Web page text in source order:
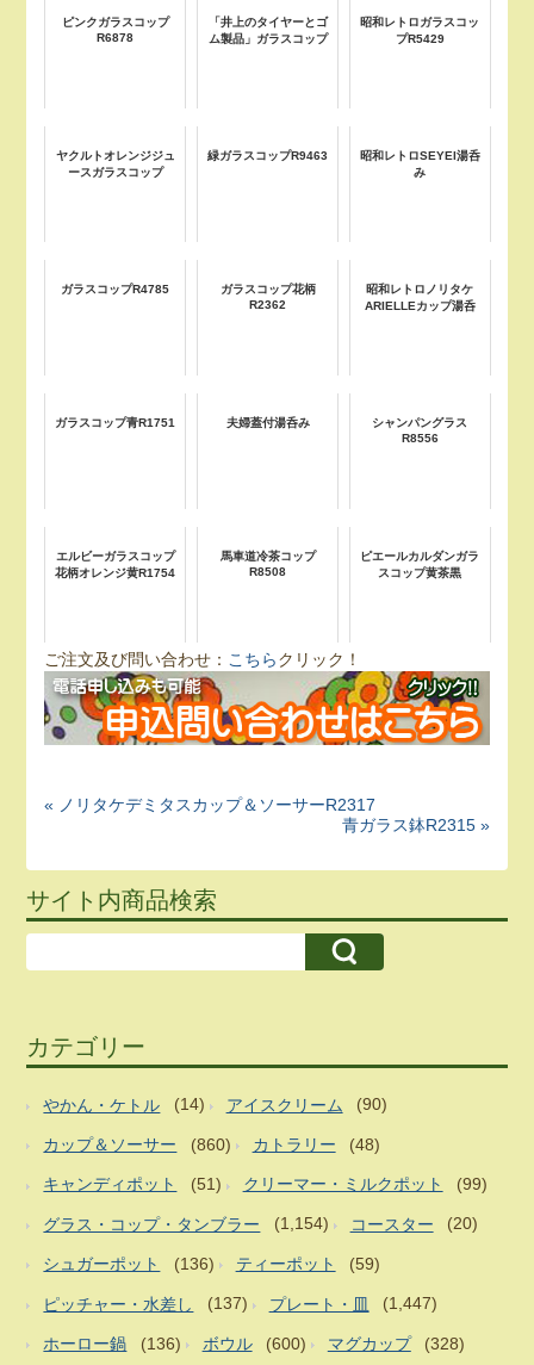
ピンクガラスコップ
R6878
「井上のタイヤーとゴ
ム製品」ガラスコップ
昭和レトロガラスコッ
プR5429
ヤクルトオレンジジュ
ースガラスコップ
緑ガラスコップR9463
昭和レトロSEYEI湯呑
み
ガラスコップR4785
ガラスコップ花柄
R2362
昭和レトロノリタケ
ARIELLEカップ湯呑
ガラスコップ青R1751 夫婦蓋付湯呑み
シャンパングラス
R8556
エルビーガラスコップ
花柄オレンジ黄R1754
馬車道冷茶コップ
R8508
ピエールカルダンガラ
スコップ黄茶黒
ご注文及び問い合わせ： こちらクリック！
« ノリタケデミタスカップ＆ソーサーR2317
青ガラス鉢R2315 »
サイト内商品検索
カテゴリー
やかん・ケトル (14) アイスクリーム (90)
カップ＆ソーサー (860) カトラリー (48)
キャンディポット (51) クリーマー・ミルクポット (99)
グラス・コップ・タンブラー (1,154) コースター (20)
シュガーポット (136) ティーポット (59)
ピッチャー・水差し (137) プレート・皿 (1,447)
ホーロー鍋 (136) ボウル (600) マグカップ (328)